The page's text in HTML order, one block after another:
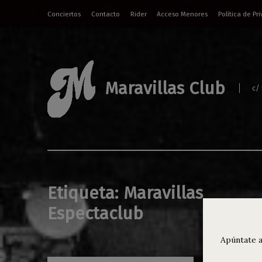
Conciertos
Contacto Rider Acceso Menores Política de
Maravillas Club c/
Etiqueta: Maravillas
Espectaclub
Apúntate